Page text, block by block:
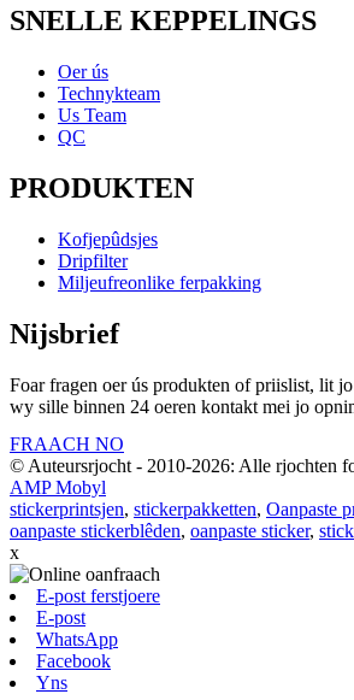
SNELLE KEPPELINGS
Oer ús
Technykteam
Us Team
QC
PRODUKTEN
Kofjepûdsjes
Dripfilter
Miljeufreonlike ferpakking
Nijsbrief
Foar fragen oer ús produkten of priislist, lit jo
wy sille binnen 24 oeren kontakt mei jo
FRAACH NO
© Auteursrjocht - 2010-2026: Alle rjochten
AMP Mobyl
stickerprintsjen, stickerpakketten, Oanpaste
oanpaste stickerblêden, oanpaste sticker,
x
E-post ferstjoere
E-post
WhatsApp
Facebook
Yns